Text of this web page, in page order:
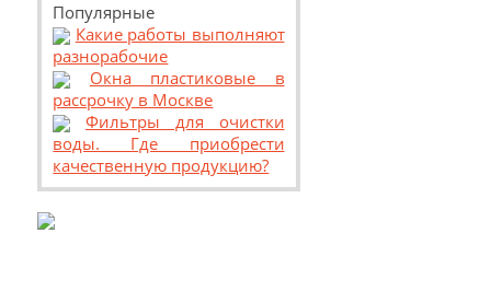
Популярные
Какие работы выполняют
разнорабочие
Окна пластиковые в
рассрочку в Москве
Фильтры для очистки
воды. Где приобрести
качественную продукцию?